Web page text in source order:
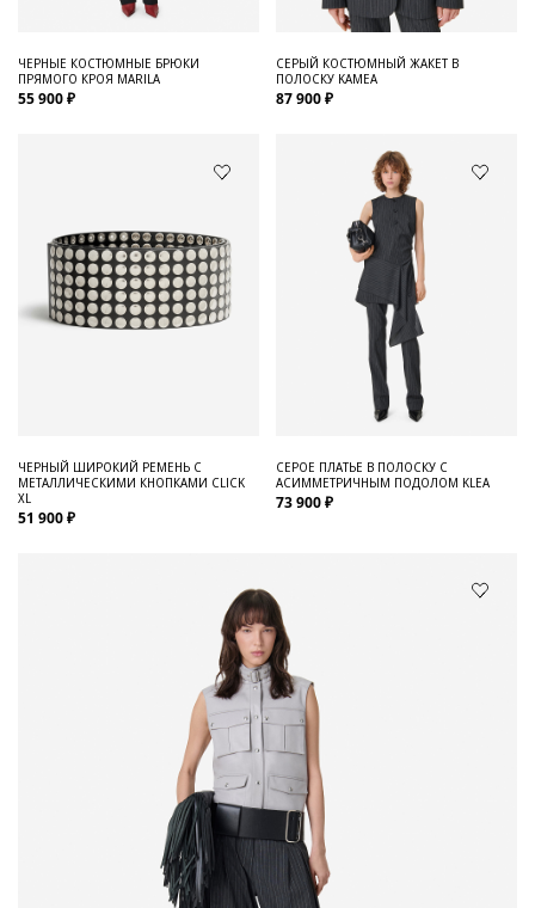
ЧЕРНЫЕ КОСТЮМНЫЕ БРЮКИ
ПРЯМОГО КРОЯ MARILA
55 900 ₽
СЕРЫЙ КОСТЮМНЫЙ ЖАКЕТ В
ПОЛОСКУ KAMEA
87 900 ₽
ЧЕРНЫЙ ШИРОКИЙ РЕМЕНЬ С
МЕТАЛЛИЧЕСКИМИ КНОПКАМИ CLICK
XL
51 900 ₽
СЕРОЕ ПЛАТЬЕ В ПОЛОСКУ С
АСИММЕТРИЧНЫМ ПОДОЛОМ KLEA
73 900 ₽